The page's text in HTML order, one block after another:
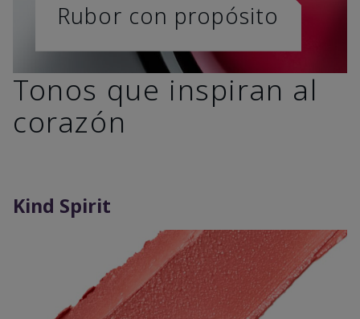
Rubor con propósito
Tonos que inspiran al
corazón
Kind Spirit